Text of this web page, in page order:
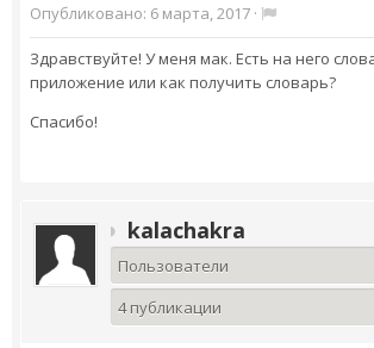
Опубликовано: 6 марта, 2017 ·
Здравствуйте! У меня мак. Есть на него
приложение или как получить словарь?
Спасибо!
kalachakra
Пользователи
4 публикации